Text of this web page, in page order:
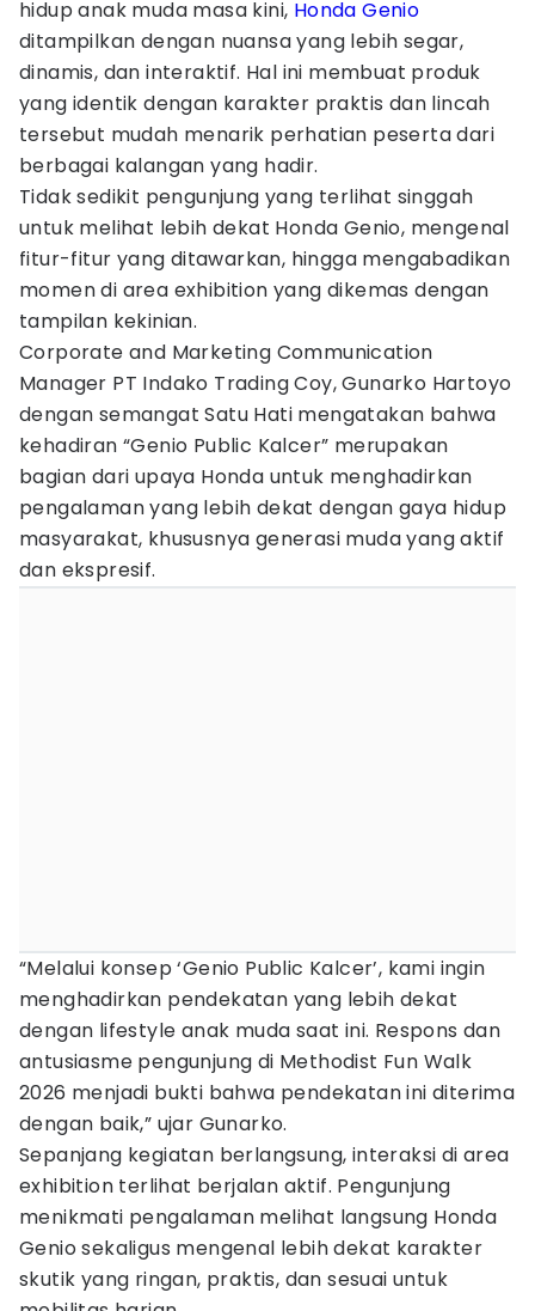
hidup anak muda masa kini, Honda Genio
ditampilkan dengan nuansa yang lebih segar,
dinamis, dan interaktif. Hal ini membuat produk
yang identik dengan karakter praktis dan lincah
tersebut mudah menarik perhatian peserta dari
berbagai kalangan yang hadir.
Tidak sedikit pengunjung yang terlihat singgah
untuk melihat lebih dekat Honda Genio, mengenal
fitur-fitur yang ditawarkan, hingga mengabadikan
momen di area exhibition yang dikemas dengan
tampilan kekinian.
Corporate and Marketing Communication
Manager PT Indako Trading Coy, Gunarko Hartoyo
dengan semangat Satu Hati mengatakan bahwa
kehadiran “Genio Public Kalcer” merupakan
bagian dari upaya Honda untuk menghadirkan
pengalaman yang lebih dekat dengan gaya hidup
masyarakat, khususnya generasi muda yang aktif
dan ekspresif.
“Melalui konsep ‘Genio Public Kalcer’, kami ingin
menghadirkan pendekatan yang lebih dekat
dengan lifestyle anak muda saat ini. Respons dan
antusiasme pengunjung di Methodist Fun Walk
2026 menjadi bukti bahwa pendekatan ini diterima
dengan baik,” ujar Gunarko.
Sepanjang kegiatan berlangsung, interaksi di area
exhibition terlihat berjalan aktif. Pengunjung
menikmati pengalaman melihat langsung Honda
Genio sekaligus mengenal lebih dekat karakter
skutik yang ringan, praktis, dan sesuai untuk